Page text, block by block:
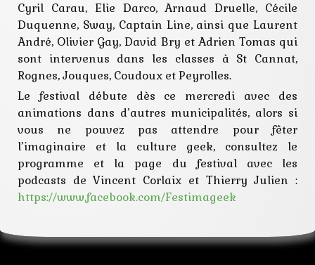
Cyril Carau, Elie Darco, Arnaud Druelle, Cécile
Duquenne, Sway, Captain Line, ainsi que Laurent
André, Olivier Gay, David Bry et Adrien Tomas qui
sont intervenus dans les classes à St Cannat,
Rognes, Jouques, Coudoux et Peyrolles.
Le festival débute dès ce mercredi avec des
animations dans d’autres municipalités, alors si
vous ne pouvez pas attendre pour fêter
l’imaginaire et la culture geek, consultez le
programme et la page du festival avec les
podcasts de Vincent Corlaix et Thierry Julien :
https://www.facebook.com/Festimageek